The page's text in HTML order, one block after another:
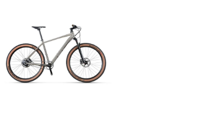
De winkel
Blog